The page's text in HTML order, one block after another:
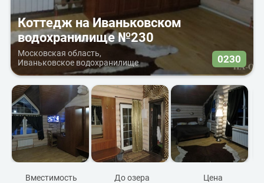
Коттедж на Иваньковском
водохранилище №230
Московская область,
Иваньковское водохранилище
0230
Вместимость До озера Цена